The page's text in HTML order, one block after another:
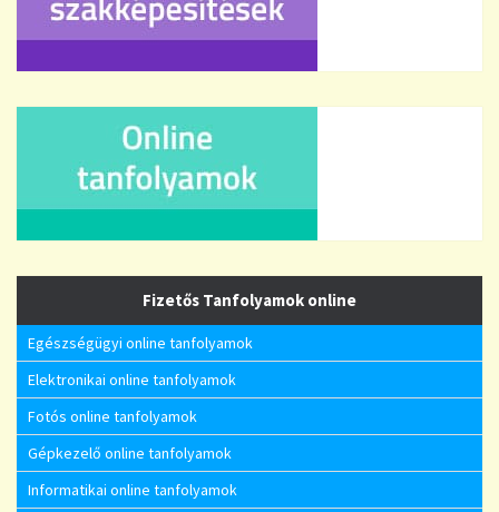
Fizetős Tanfolyamok online
Egészségügyi online tanfolyamok
Elektronikai online tanfolyamok
Fotós online tanfolyamok
Gépkezelő online tanfolyamok
Informatikai online tanfolyamok